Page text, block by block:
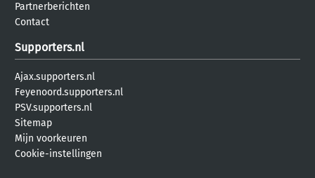
Partnerberichten
Contact
Supporters.nl
Ajax.supporters.nl
Feyenoord.supporters.nl
PSV.supporters.nl
Sitemap
Mijn voorkeuren
Cookie-instellingen